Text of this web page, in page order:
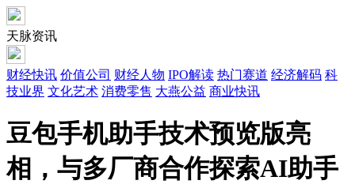
天脉资讯
财经快讯 价值公司 财经人物 IPO解读 热门赛道 经济解码 科
技业界 文化艺术 消费零售 大燕公益 商业快讯
豆包手机助手技术预览版亮
相，与多厂商合作探索AI助手